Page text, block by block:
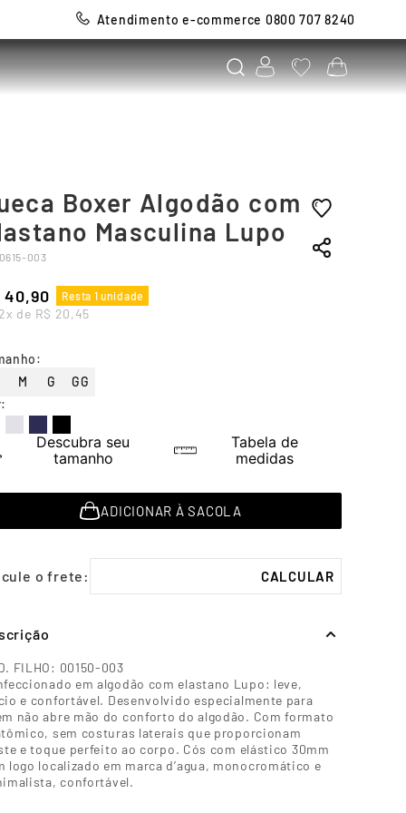
Atendimento e-commerce 0800 707 8240
Boxer Algodão com
Masculina Lupo
003
40,90 Resta 1 unidade
x de R$ 20,45
:
:
M
G GG
Descubra seu
tamanho
Tabela de
medidas
ADICIONAR À SACOLA
FILHO: 00150-003
em algodão com elastano Lupo: leve,
e confortável. Desenvolvido especialmente para
não abre mão do conforto do algodão. Com formato
sem costuras laterais que proporcionam
e toque perfeito ao corpo. Cós com elástico 30mm
logo localizado em marca d’agua, monocromático e
confortável.